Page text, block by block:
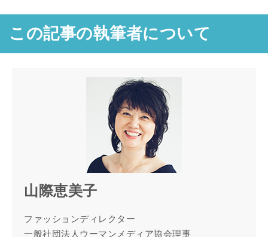
この記事の執筆者について
山際恵美子
ファッションディレクター
一般社団法人ウーマンメディア協会理事